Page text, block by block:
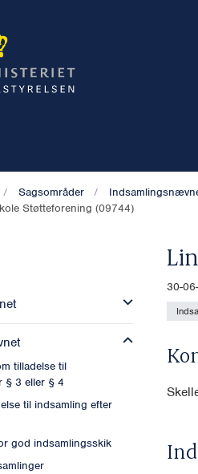
Sagsområder
Støtteforening (09744)
tilladelse til
§ 3 eller § 4
til indsamling efter
god indsamlingsskik
30-